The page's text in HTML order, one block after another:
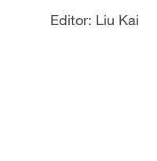
Editor: Liu Kai